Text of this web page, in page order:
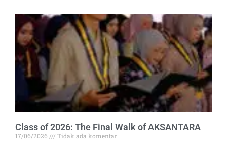
Class of 2026: The Final Walk of AKSANTARA
17/06/2026
Tidak ada komentar